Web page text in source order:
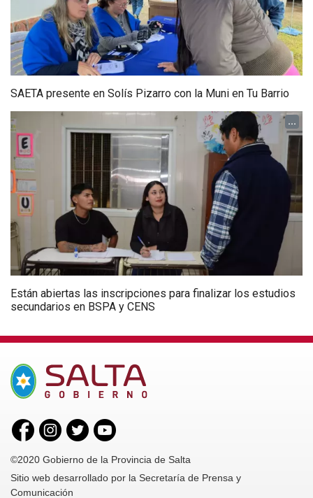
SAETA presente en Solís Pizarro con la Muni en Tu Barrio
...
Están abiertas las inscripciones para finalizar los estudios
secundarios en BSPA y CENS
©2020 Gobierno de la Provincia de Salta
Sitio web desarrollado por la Secretaría de Prensa y
Comunicación